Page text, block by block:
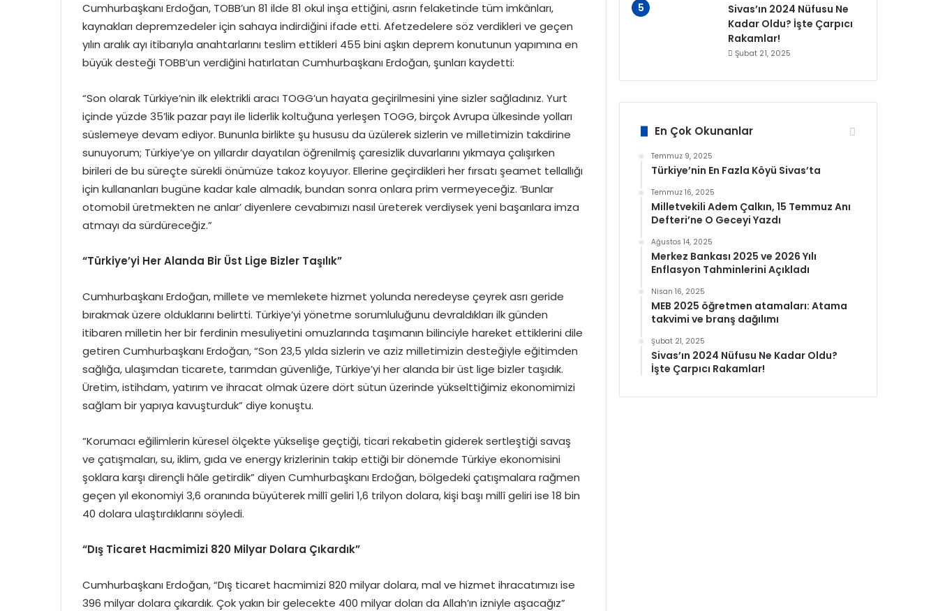
Cumhurbaşkanı Erdoğan, TOBB’un 81 ilde 81 okul inşa ettiğini, asrın felaketinde tüm imkânları,
kaynakları depremzedeler için sahaya indirdiğini ifade etti. Afetzedelere söz verdikleri ve geçen
yılın aralık ayı itibarıyla anahtarlarını teslim ettikleri 455 bini aşkın deprem konutunun yapımına en
büyük desteği TOBB’un verdiğini hatırlatan Cumhurbaşkanı Erdoğan, şunları kaydetti:
“Son olarak Türkiye’nin ilk elektrikli aracı TOGG’un hayata geçirilmesini yine sizler sağladınız. Yurt
içinde yüzde 35’lik pazar payı ile liderlik koltuğuna yerleşen TOGG, birçok Avrupa ülkesinde yolları
süslemeye devam ediyor. Bununla birlikte şu hususu da üzülerek sizlerin ve milletimizin takdirine
sunuyorum; Türkiye’ye on yıllardır dayatılan öğrenilmiş çaresizlik duvarlarını yıkmaya çalışırken
birileri de bu süreçte sürekli önümüze takoz koyuyor. Ellerine geçirdikleri her fırsatı şeamet tellallığı
için kullananları bugüne kadar kale almadık, bundan sonra onlara prim vermeyeceğiz. ‘Bunlar
otomobil üretmekten ne anlar’ diyenlere cevabımızı nasıl üreterek verdiysek yeni başarılara imza
atmayı da sürdüreceğiz.”
“Türkiye’yi Her Alanda Bir Üst Lige Bizler Taşılık”
Cumhurbaşkanı Erdoğan, millete ve memlekete hizmet yolunda neredeyse çeyrek asrı geride
bırakmak üzere olduklarını belirtti. Türkiye’yi yönetme sorumluluğunu devraldıkları ilk günden
itibaren milletin her bir ferdinin mesuliyetini omuzlarında taşımanın bilinciyle hareket ettiklerini dile
getiren Cumhurbaşkanı Erdoğan, “Son 23,5 yılda sizlerin ve aziz milletimizin desteğiyle eğitimden
sağlığa, ulaşımdan ticarete, tarımdan güvenliğe, Türkiye’yi her alanda bir üst lige bizler taşıdık.
Üretim, istihdam, yatırım ve ihracat olmak üzere dört sütun üzerinde yükselttiğimiz ekonomimizi
sağlam bir yapıya kavuşturduk” diye konuştu.
“Korumacı eğilimlerin küresel ölçekte yükselişe geçtiği, ticari rekabetin giderek sertleştiği savaş
ve çatışmaları, su, iklim, gıda ve energy krizlerinin takip ettiği bir dönemde Türkiye ekonomisini
şoklara karşı dirençli hâle getirdik” diyen Cumhurbaşkanı Erdoğan, bölgedeki çatışmalara rağmen
geçen yıl ekonomiyi 3,6 oranında büyüterek millî geliri 1,6 trilyon dolara, kişi başı millî geliri ise 18 bin
40 dolara ulaştırdıklarını söyledi.
“Dış Ticaret Hacmimizi 820 Milyar Dolara Çıkardık”
Cumhurbaşkanı Erdoğan, “Dış ticaret hacmimizi 820 milyar dolara, mal ve hizmet ihracatımızı ise
396 milyar dolara çıkardık. Çok yakın bir gelecekte 400 milyar doları da Allah’ın izniyle aşacağız”
Sivas’ın 2024 Nüfusu Ne
Kadar Oldu? İşte Çarpıcı
Rakamlar!
Şubat 21, 2025
En Çok Okunanlar
Temmuz 9, 2025
Türkiye’nin En Fazla Köyü Sivas’ta
Temmuz 16, 2025
Milletvekili Adem Çalkın, 15 Temmuz Anı
Defteri’ne O Geceyi Yazdı
Ağustos 14, 2025
Merkez Bankası 2025 ve 2026 Yılı
Enflasyon Tahminlerini Açıkladı
Nisan 16, 2025
MEB 2025 öğretmen atamaları: Atama
takvimi ve branş dağılımı
Şubat 21, 2025
Sivas’ın 2024 Nüfusu Ne Kadar Oldu?
İşte Çarpıcı Rakamlar!